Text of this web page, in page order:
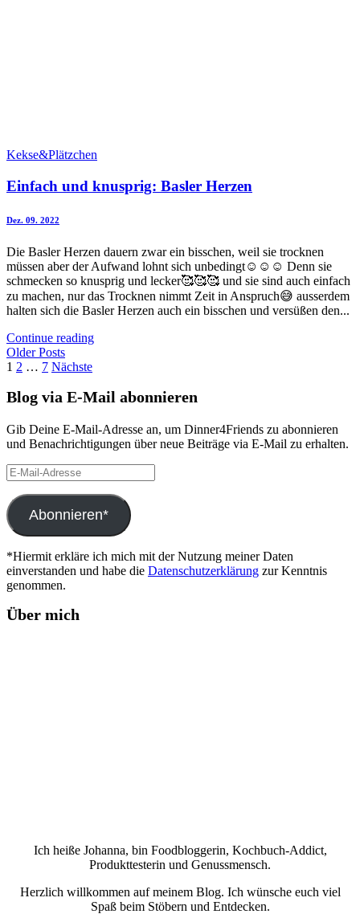
Kekse&Plätzchen
Einfach und knusprig: Basler Herzen
Dez. 09. 2022
Die Basler Herzen dauern zwar ein bisschen, weil sie trocknen
müssen aber der Aufwand lohnt sich unbedingt☺️☺️☺️ Denn sie
schmecken so knusprig und lecker🥰🥰🥰 und sie sind auch einfach
zu machen, nur das Trocknen nimmt Zeit in Anspruch😅 ausserdem
halten sich die Basler Herzen auch ein bisschen und versüßen den...
Continue reading
Older Posts
Seitennummerierung
der
Beiträge
1 2 … 7 Nächste
Blog via E-Mail abonnieren
Gib Deine E-Mail-Adresse an, um Dinner4Friends zu abonnieren
und Benachrichtigungen über neue Beiträge via E-Mail zu erhalten.
E-
Mail-
Adresse
Abonnieren*
*Hiermit erkläre ich mich mit der Nutzung meiner Daten
einverstanden und habe die Datenschutzerklärung zur Kenntnis
genommen.
Über mich
Ich heiße Johanna, bin Foodbloggerin, Kochbuch-Addict,
Produkttesterin und Genussmensch.
Herzlich willkommen auf meinem Blog. Ich wünsche euch viel
Spaß beim Stöbern und Entdecken.